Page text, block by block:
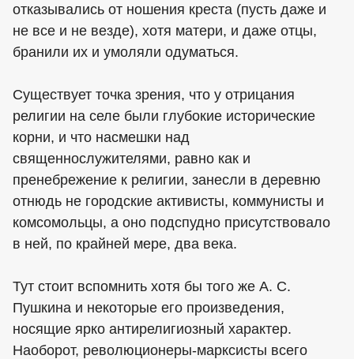
отказывались от ношения креста (пусть даже и
не все и не везде), хотя матери, и даже отцы,
бранили их и умоляли одуматься.
Существует точка зрения, что у отрицания
религии на селе были глубокие исторические
корни, и что насмешки над
священнослужителями, равно как и
пренебрежение к религии, занесли в деревню
отнюдь не городские активисты, коммунисты и
комсомольцы, а оно подспудно присутствовало
в ней, по крайней мере, два века.
Тут стоит вспомнить хотя бы того же А. С.
Пушкина и некоторые его произведения,
носящие ярко антирелигиозный характер.
Наоборот, революционеры-марксисты всего